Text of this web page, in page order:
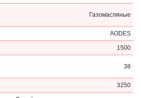
Газомасляные
AODES
1500
38
3250